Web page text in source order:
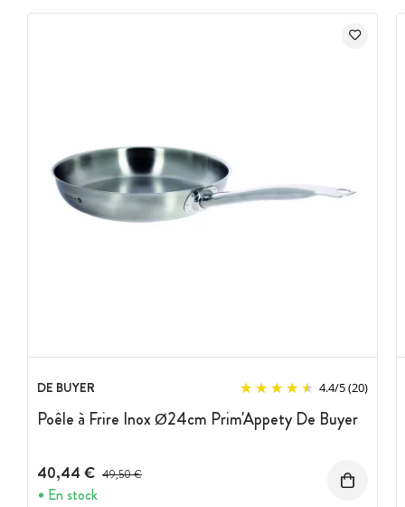
DE BUYER 4.4/5(20)
Poêle à Frire Inox Ø24cm Prim'Appety De Buyer
40,44 € Prix avant réduction :
49,50 €
En stock